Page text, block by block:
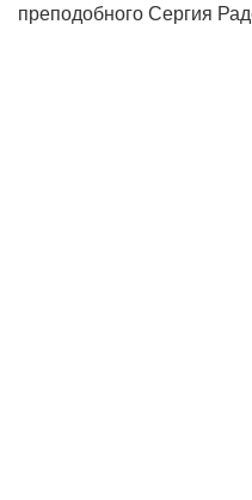
преподобного Сергия